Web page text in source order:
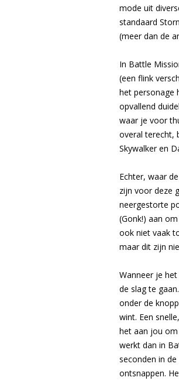
mode uit
standaard
(meer dan de
In Battle
(een flink
het personage
opvallend
waar je voor
overal terecht,
Skywalker en
Echter, waar
zijn voor deze
neergestorte
(Gonk!) aan
ook niet vaak
maar dit zijn
Wanneer je
de slag te
onder de
wint. Een
het aan jou om
werkt dan in
seconden in
ontsnappen.